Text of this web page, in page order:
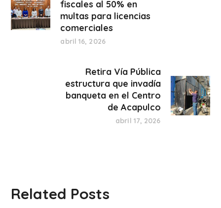
fiscales al 50% en
multas para licencias
comerciales
abril 16, 2026
Retira Vía Pública
estructura que invadía
banqueta en el Centro
de Acapulco
abril 17, 2026
Related Posts